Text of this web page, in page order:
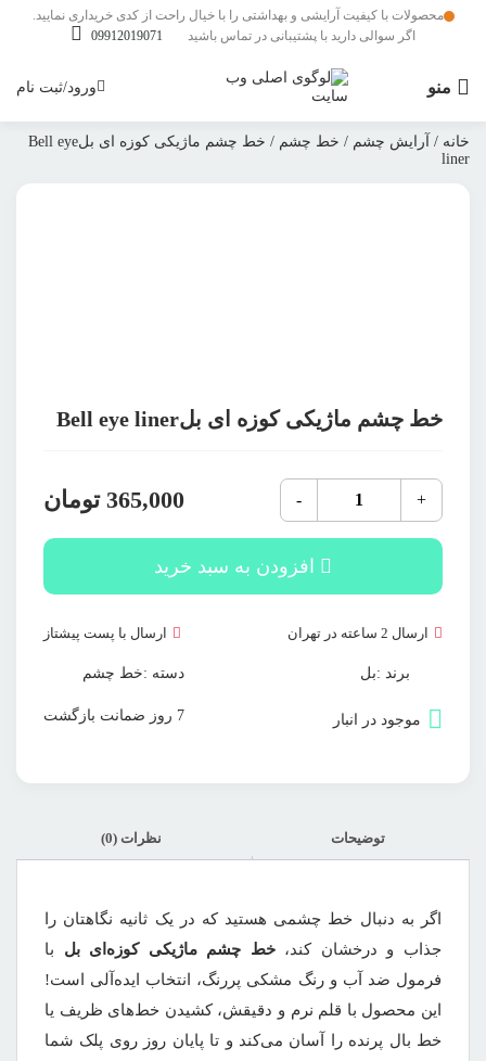
محصولات با کیفیت آرایشی و بهداشتی را با خیال راحت از کدی خریداری نمایید.
اگر سوالی دارید با پشتیبانی در تماس باشید
09912019071
منو ورود/ثبت نام
خانه / آرایش چشم / خط چشم
/ خط چشم ماژیکی کوزه ای بلBell eye
liner
خط چشم ماژیکی کوزه ای بلBell eye liner
+
خط
چشم
ماژیکی
کوزه
eye
عدد
-
365,000 تومان
افزودن به سبد خرید
ارسال 2 ساعته در تهران ارسال با پست پیشتاز
برند :بل
موجود در انبار
دسته :خط چشم
7 روز ضمانت بازگشت
توضیحات نظرات (0)
اگر به دنبال خط چشمی هستید که در یک ثانیه نگاهتان را
جذاب و درخشان کند،خط چشم ماژیکی کوزه‌ای بل با
فرمول ضد آب و رنگ مشکی پررنگ، انتخاب ایده‌آلی است!
این محصول با قلم نرم و دقیقش، کشیدن خط‌های ظریف یا
خط بال پرنده را آسان می‌کند و تا پایان روز روی پلک شما